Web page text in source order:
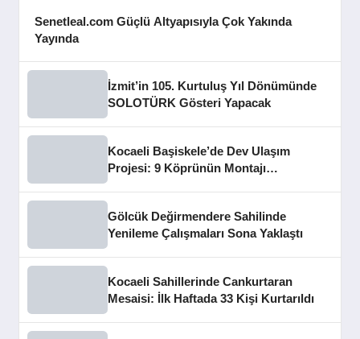
Senetleal.com Güçlü Altyapısıyla Çok Yakında
Yayında
İzmit’in 105. Kurtuluş Yıl Dönümünde
SOLOTÜRK Gösteri Yapacak
Kocaeli Başiskele’de Dev Ulaşım
Projesi: 9 Köprünün Montajı
Gölcük Değirmendere Sahilinde
Yenileme Çalışmaları Sona Yaklaştı
Kocaeli Sahillerinde Cankurtaran
Mesaisi: İlk Haftada 33 Kişi Kurtarıldı